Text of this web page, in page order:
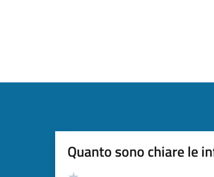
Quanto sono chiare le
Valutazione